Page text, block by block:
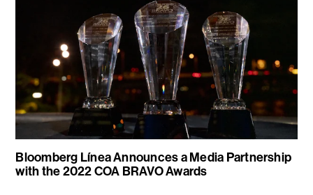
Bloomberg Línea Announces a Media Partnership
with the 2022 COA BRAVO Awards